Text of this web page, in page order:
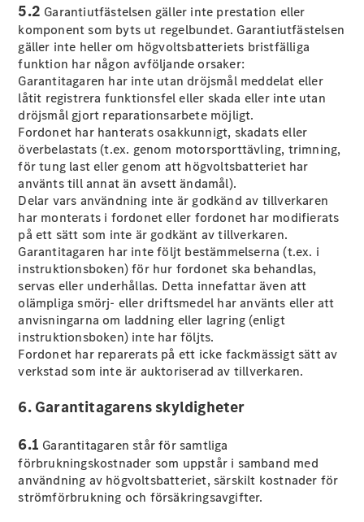
CLE Coupé
Mercedes-
AMG GT
Coupé
Mercedes-
AMG GT 4-
Dörrars
Coupé
Mercedes-
AMG GT
4-Dörrars
Coupé
Elektrisk
Konfigurator
Mercedes-
Benz Online
Store
Cabriolet / Roadster
Alla
Cabriolet /
5.2 Garantiutfästelsen gäller inte prestation eller
komponent som byts ut regelbundet. Garantiutfästelsen
gäller inte heller om högvoltsbatteriets bristfälliga
funktion har någon avföljande orsaker:
Garantitagaren har inte utan dröjsmål meddelat eller
låtit registrera funktionsfel eller skada eller inte utan
dröjsmål gjort reparationsarbete möjligt.
Fordonet har hanterats osakkunnigt, skadats eller
överbelastats (t.ex. genom motorsporttävling, trimning,
för tung last eller genom att högvoltsbatteriet har
använts till annat än avsett ändamål).
Delar vars användning inte är godkänd av tillverkaren
har monterats i fordonet eller fordonet har modifierats
på ett sätt som inte är godkänt av tillverkaren.
Garantitagaren har inte följt bestämmelserna (t.ex. i
instruktionsboken) för hur fordonet ska behandlas,
servas eller underhållas. Detta innefattar även att
olämpliga smörj- eller driftsmedel har använts eller att
anvisningarna om laddning eller lagring (enligt
instruktionsboken) inte har följts.
Fordonet har reparerats på ett icke fackmässigt sätt av
verkstad som inte är auktoriserad av tillverkaren.
6. Garantitagarens skyldigheter
6.1 Garantitagaren står för samtliga
förbrukningskostnader som uppstår i samband med
användning av högvoltsbatteriet, särskilt kostnader för
strömförbrukning och försäkringsavgifter.